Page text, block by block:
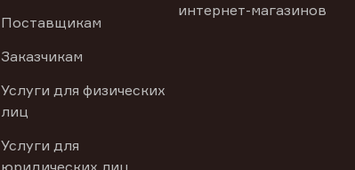
Поставщикам
Заказчикам
Услуги для физических
лиц
Услуги для
юридических лиц
интернет-магазинов